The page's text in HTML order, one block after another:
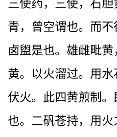
三使药，三使，石
青，曾空谓也。而不
卤盥是也。雄雌毗
黄。以火溜过。用
伏火。此四黄煎制
也。二矾苍持，用